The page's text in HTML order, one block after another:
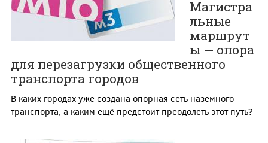
Магистра
льные
маршрут
ы — опора
для перезагрузки общественного
транспорта городов
В каких городах уже создана опорная сеть наземного
транспорта, а каким ещё предстоит преодолеть этот путь?